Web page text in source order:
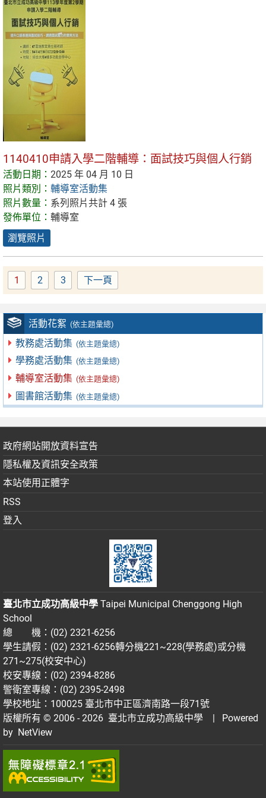
活動花絮 (依主題彙總)
教務處活動集 (依主題彙總)
學務處活動集 (依主題彙總)
輔導室活動集 (依主題彙總)
圖書館活動集 (依主題彙總)
1140410申請入學二階輔導：面試技巧與個人行銷
活動日期： 2025 年 04 月 10 日
照片類別： 輔導室活動集
照片數量： 系列照片共計 4 張
發佈單位： 輔導室
瀏覽照片
Page
1 Page
2 Page
3 下一頁
政府網站開放資料宣告
隱私權及資訊安全政策
本站使用正體字
RSS
登入
臺北市立成功高級中學 Taipei Municipal Chenggong High
School
總 機：(02) 2321-6256
學生請假：(02) 2321-6256轉分機221~228(學務處)或分機
271~275(校安中心)
校安專線：(02) 2394-8286
警衛室專線：(02) 2395-2498
學校地址：100025 臺北市中正區濟南路一段71號
版權所有 © 2006 - 2026 臺北市立成功高級中學
| Powered
by NetView